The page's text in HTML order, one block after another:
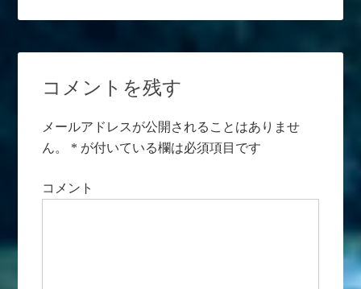
コメントを残す
メールアドレスが公開されることはありませ
ん。
* が付いている欄は必須項目です
コメント